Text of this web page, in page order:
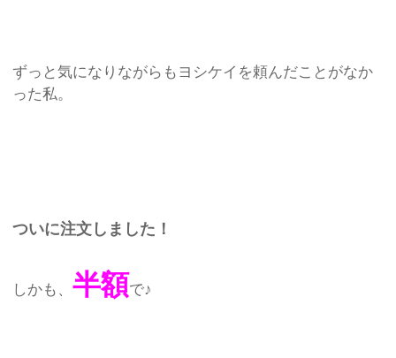
ずっと気になりながらもヨシケイを頼んだことがなか
った私。
ついに注文しました！
しかも、半額で♪